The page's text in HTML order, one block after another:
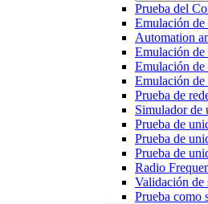
Prueba del
Emulación de
Automation
Emulación de
Emulación de
Emulación de
Prueba de
Simulador de
Prueba de
Prueba de
Prueba de
Radio
Validación de
Prueba como